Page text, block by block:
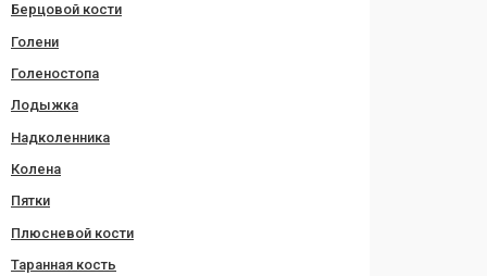
Берцовой кости
Голени
Голеностопа
Лодыжка
Надколенника
Колена
Пятки
Плюсневой кости
Таранная кость